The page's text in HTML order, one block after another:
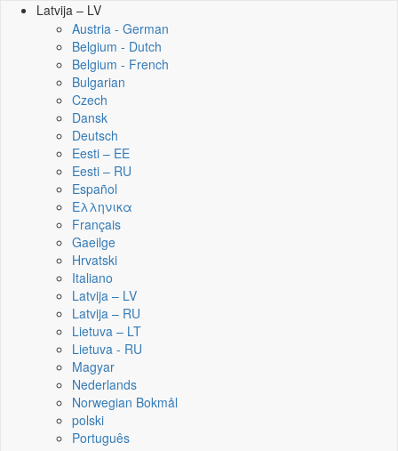
Latvija – LV
Austria - German
Belgium - Dutch
Belgium - French
Bulgarian
Czech
Dansk
Deutsch
Eesti – EE
Eesti – RU
Español
Ελληνικα
Français
Gaeilge
Hrvatski
Italiano
Latvija – LV
Latvija – RU
Lietuva – LT
Lietuva - RU
Magyar
Nederlands
Norwegian Bokmål
polski
Português